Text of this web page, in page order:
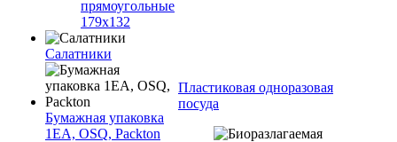
прямоугольные
179х132
Салатники
Бумажная упаковка
1ЕА, OSQ, Packton
Пластиковая одноразовая
посуда